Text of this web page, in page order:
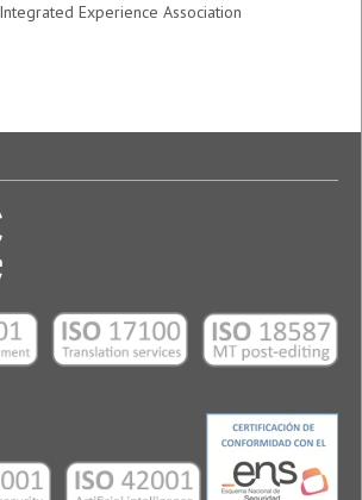
Experience Association